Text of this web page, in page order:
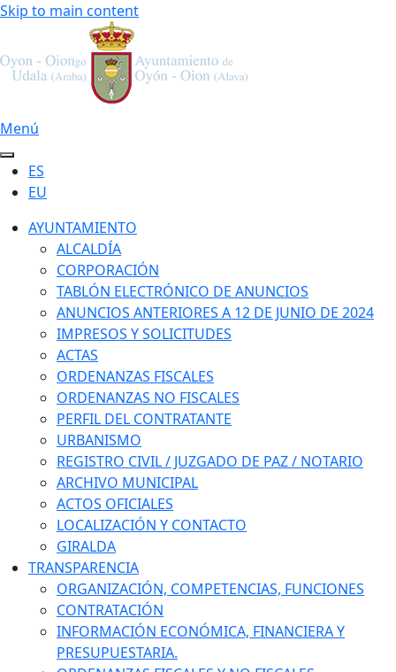
Skip to main content
Menú
ES
EU
AYUNTAMIENTO
ALCALDÍA
CORPORACIÓN
TABLÓN ELECTRÓNICO DE ANUNCIOS
ANUNCIOS ANTERIORES A 12 DE JUNIO DE 2024
IMPRESOS Y SOLICITUDES
ACTAS
ORDENANZAS FISCALES
ORDENANZAS NO FISCALES
PERFIL DEL CONTRATANTE
URBANISMO
REGISTRO CIVIL / JUZGADO DE PAZ / NOTARIO
ARCHIVO MUNICIPAL
ACTOS OFICIALES
LOCALIZACIÓN Y CONTACTO
GIRALDA
TRANSPARENCIA
ORGANIZACIÓN, COMPETENCIAS, FUNCIONES
CONTRATACIÓN
INFORMACIÓN ECONÓMICA, FINANCIERA Y
PRESUPUESTARIA.